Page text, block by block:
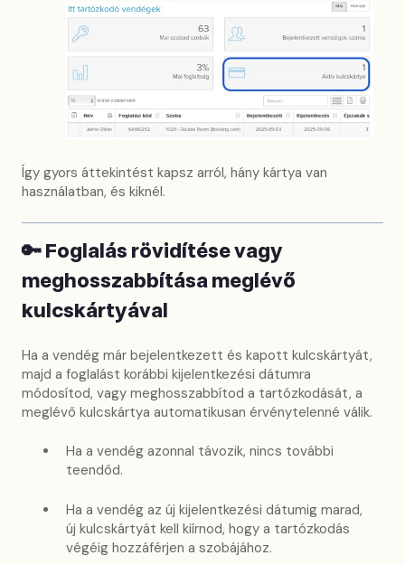
Így gyors áttekintést kapsz arról, hány kártya van
használatban, és kiknél.
🔑 Foglalás rövidítése vagy
meghosszabbítása meglévő
kulcskártyával
Ha a vendég már bejelentkezett és kapott kulcskártyát,
majd a foglalást korábbi kijelentkezési dátumra
módosítod, vagy meghosszabbítod a tartózkodását, a
meglévő kulcskártya automatikusan érvénytelenné válik.
Ha a vendég azonnal távozik, nincs további
teendőd.
Ha a vendég az új kijelentkezési dátumig marad,
új kulcskártyát kell kiírnod, hogy a tartózkodás
végéig hozzáférjen a szobájához.